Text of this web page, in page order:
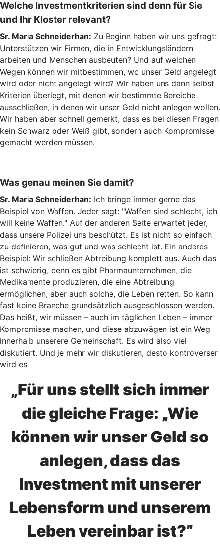
Welche Investmentkriterien sind denn für Sie
und Ihr Kloster relevant?
Sr. Maria Schneiderhan: Zu Beginn haben wir uns gefragt:
Unterstützen wir Firmen, die in Entwicklungsländern
arbeiten und Menschen ausbeuten? Und auf welchen
Wegen können wir mitbestimmen, wo unser Geld angelegt
wird oder nicht angelegt wird? Wir haben uns dann selbst
Kriterien überlegt, mit denen wir bestimmte Bereiche
ausschließen, in denen wir unser Geld nicht anlegen wollen.
Wir haben aber schnell gemerkt, dass es bei diesen Fragen
kein Schwarz oder Weiß gibt, sondern auch Kompromisse
gemacht werden müssen.
Was genau meinen Sie damit?
Sr. Maria Schneiderhan: Ich bringe immer gerne das
Beispiel von Waffen. Jeder sagt: "Waffen sind schlecht, ich
will keine Waffen." Auf der anderen Seite erwartet jeder,
dass unsere Polizei uns beschützt. Es ist nicht so einfach
zu definieren, was gut und was schlecht ist. Ein anderes
Beispiel: Wir schließen Abtreibung komplett aus. Auch das
ist schwierig, denn es gibt Pharmaunternehmen, die
Medikamente produzieren, die eine Abtreibung
ermöglichen, aber auch solche, die Leben retten. So kann
fast keine Branche grundsätzlich ausgeschlossen werden.
Das heißt, wir müssen – auch im täglichen Leben – immer
Kompromisse machen, und diese abzuwägen ist ein Weg
innerhalb unserere Gemeinschaft. Es wird also viel
diskutiert. Und je mehr wir diskutieren, desto kontroverser
wird es.
„Für uns stellt sich immer
die gleiche Frage: „Wie
können wir unser Geld so
anlegen, dass das
Investment mit unserer
Lebensform und unserem
Leben vereinbar ist?”